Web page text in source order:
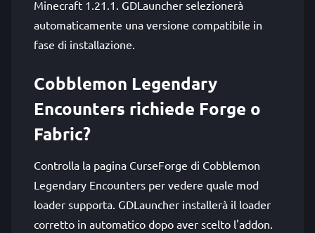
Minecraft 1.21.1. GDLauncher selezionerà
automaticamente una versione compatibile in
fase di installazione.
Cobblemon Legendary
Encounters richiede Forge o
Fabric?
Controlla la pagina CurseForge di Cobblemon
Legendary Encounters per vedere quale mod
loader supporta. GDLauncher installerà il loader
corretto in automatico dopo aver scelto l'addon.